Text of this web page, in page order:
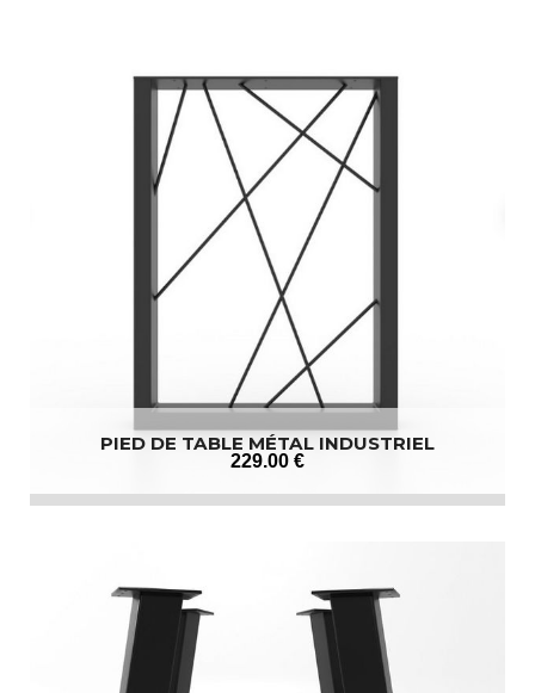
PIED DE TABLE MÉTAL INDUSTRIEL
229.00 €